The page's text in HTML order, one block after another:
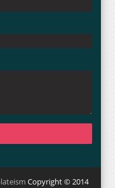
Copyright © 2014